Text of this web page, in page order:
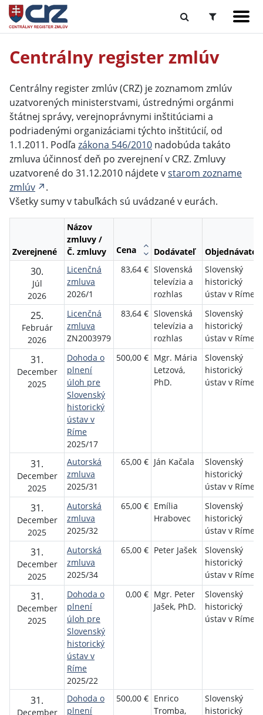
Centrálny register zmlúv
Centrálny register zmlúv (CRZ) je zoznamom zmlúv
uzatvorených ministerstvami, ústrednými orgánmi
štátnej správy, verejnoprávnymi inštitúciami a
podriadenými organizáciami týchto inštitúcií, od
1.1.2011. Podľa zákona 546/2010 nadobúda takáto
zmluva účinnosť deň po zverejnení v CRZ. Zmluvy
uzatvorené do 31.12.2010 nájdete vstarom zozname
zmlúv
.
Všetky sumy v tabuľkách sú uvádzané v eurách.
Zverejnené
Názov
zmluvy /
Č. zmluvy
Cena Dodávateľ Objednávateľ
30.
Júl
2026
Licenčná
zmluva
2026/1
83,64 € Slovenská
televízia a
rozhlas
Slovenský
historický
ústav v Ríme
25.
Február
2026
Licenčná
zmluva
ZN2003979
83,64 € Slovenská
televízia a
rozhlas
Slovenský
historický
ústav v Ríme
31.
December
2025
Dohoda o
plnení
úloh pre
Slovenský
historický
ústav v
Ríme
2025/17
500,00 € Mgr. Mária
Letzová,
PhD.
Slovenský
historický
ústav v Ríme
31.
December
2025
Autorská
zmluva
2025/31
65,00 € Ján Kačala
Slovenský
historický
ústav v Ríme
31.
December
2025
Autorská
zmluva
2025/32
65,00 € Emília
Hrabovec
Slovenský
historický
ústav v Ríme
31.
December
2025
Autorská
zmluva
2025/34
65,00 € Peter Jašek
Slovenský
historický
ústav v Ríme
31.
December
2025
Dohoda o
plnení
úloh pre
Slovenský
historický
ústav v
Ríme
2025/22
0,00 € Mgr. Peter
Jašek, PhD.
Slovenský
historický
ústav v Ríme
31.
December
Dohoda o
plnení
500,00 € Enrico
Tromba,
Slovenský
historický